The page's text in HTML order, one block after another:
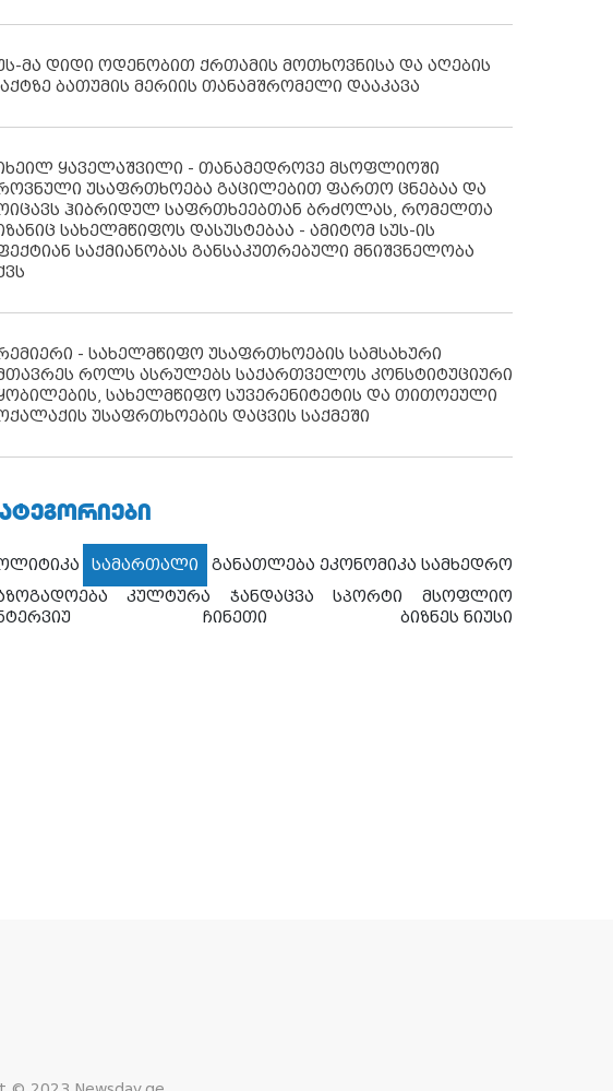
მა დიდი ოდენობით ქრთამის მოთხოვნისა და აღების
ბათუმის მერიის თანამშრომელი დააკავა
ყაველაშვილი - თანამედროვე მსოფლიოში
უსაფრთხოება გაცილებით ფართო ცნებაა და
ჰიბრიდულ საფრთხეებთან ბრძოლას, რომელთა
სახელმწიფოს დასუსტებაა - ამიტომ სუს-ის
საქმიანობას განსაკუთრებული მნიშვნელობა
- სახელმწიფო უსაფრთხოების სამსახური
როლს ასრულებს საქართველოს კონსტიტუციური
სახელმწიფო სუვერენიტეტის და თითოეული
უსაფრთხოების დაცვის საქმეში
სამართალი განათლება ეკონომიკა სამხედრო
კულტურა ჯანდაცვა სპორტი
მსოფლიო
ჩინეთი ბიზნეს ნიუსი